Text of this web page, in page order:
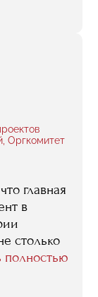
Оргкомитет
главная
в
столько
люди
полностью